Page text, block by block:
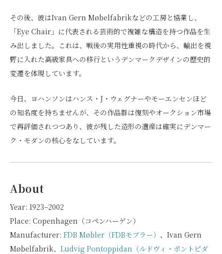
その後、彼はIvan Gern Møbelfabrikなどの工房と協業し、
「Eye Chair」に代表される芸術的で複雑な構造を持つ作品を生
み出しました。これは、戦後の実用性重視の時代から、輸出を視
野に入れた高級家具への移行というデンマークデザインの歴史的
変遷を体現しています。
今日、ヨハンソンはハンス・J・ウェグナーやモーエンセンほど
の知名度を持ちませんが、その作品群は復刻やオークション市場
で再評価されつつあり、彼が残した造形の遺産は確実にデンマー
ク・モダンの核心をなしています。
About
Year: 1923–2002
Place: Copenhagen（コペンハーゲン）
Manufacturer: FDB Møbler（FDBモブラー） 、Ivan Gern
Møbelfabrik、 Ludvig Pontoppidan（ルドヴィ・ポントピダ